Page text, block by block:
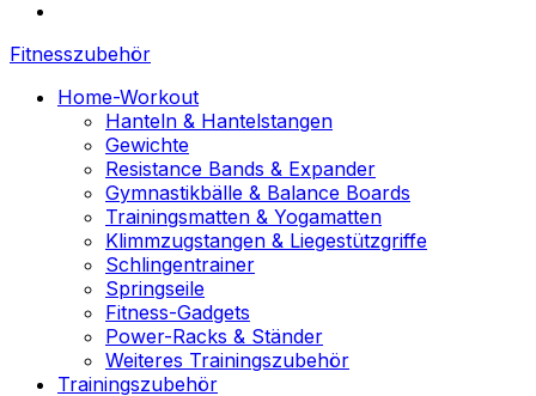
Fitnesszubehör
Home-Workout
Hanteln & Hantelstangen
Gewichte
Resistance Bands & Expander
Gymnastikbälle & Balance Boards
Trainingsmatten & Yogamatten
Klimmzugstangen & Liegestützgriffe
Schlingentrainer
Springseile
Fitness-Gadgets
Power-Racks & Ständer
Weiteres Trainingszubehör
Trainingszubehör